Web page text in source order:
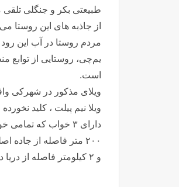
طبیعتی بکر و جنگلی
از جاذبه های این روستا
مردم روستا در آب اين
یم‌چی، روستایی از
است.
ویلای مذکور در شهرکی
ویلا نیم پیلت ، کلید نخورده
دارای ۳ خواب که تمامی خواب ها مستر و یک خواب آن در قسمت پایین ویلا طراحی شده است.
۲۰۰ متر فاصله از جاده اصلی
و ۲ کیلومتر فاصله از دریا دارد.